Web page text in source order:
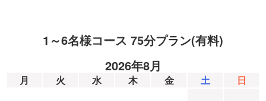
1～6名様コース 75分プラン(有料)
2026年8月
月 火 水 木 金 土 日